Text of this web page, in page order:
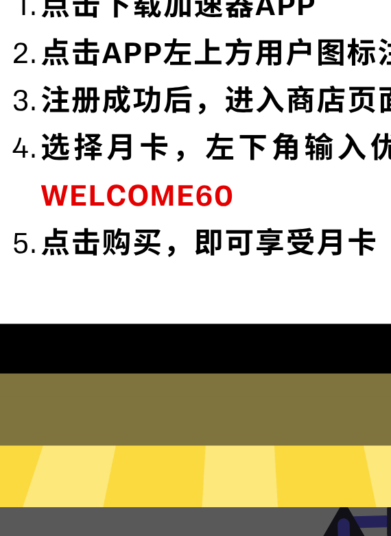
速度
用更新一代的”闪
，可轻松支持4K
加速器的评价
卓越的加密技术
魔法上网加速器采用最前沿的数据加密技
术，使您全面掌控您的网络隐私与安全。
下载魔法上网加速器App
任何繁琐配置
论您是观看视频、社交网络、海淘购物、发
都能轻松帮你搞定，并在此基础上更好地保